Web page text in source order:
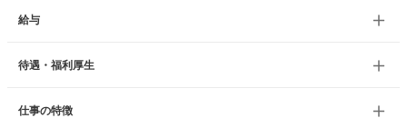
給与
待遇・福利厚生
仕事の特徴